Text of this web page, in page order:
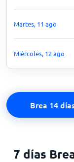
Martes, 11 ago
Miércoles, 12 ago
Brea 14 días
7 días